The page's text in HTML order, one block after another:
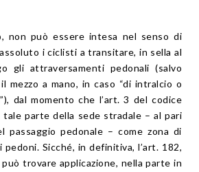
non può essere intesa nel senso di
i ciclisti a transitare, in sella al
gli attraversamenti pedonali (salvo
mezzo a mano, in caso “di intralcio o
dal momento che l’art. 3 delcodice
tale parte della sede stradale – al pari
passaggio pedonale – come zona di
Sicché, in definitiva, l’art. 182,
può trovare applicazione, nella parte in